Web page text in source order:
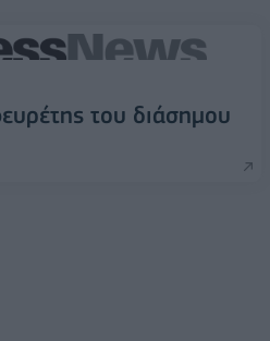
του διάσημου